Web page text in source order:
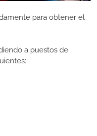
para obtener el
a puestos de